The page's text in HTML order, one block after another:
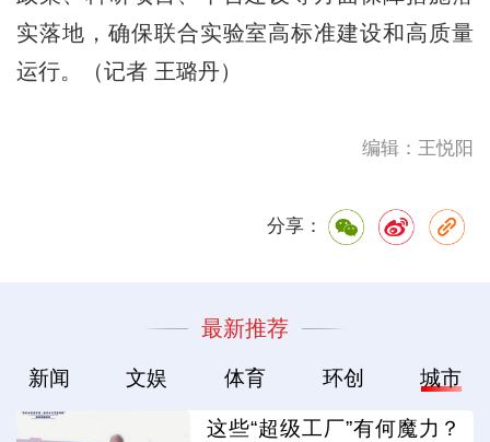
实落地，确保联合实验室高标准建设和高质量
运行。（记者 王璐丹）
编辑：王悦阳
分享：
最新推荐
新闻 文娱 体育 环创 城市
这些“超级工厂”有何魔力？